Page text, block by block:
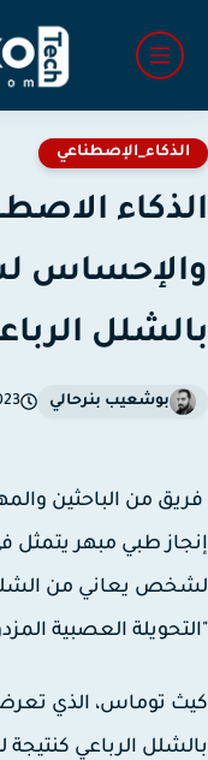
بوشعيب بنرحالي 2023
من الباحثين
طبي مبهر يتمثل
يعاني من الشلل
العصبية
الرباعي كنتيجة